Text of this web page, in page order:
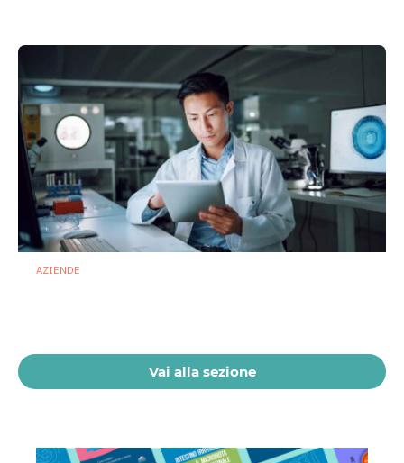
AZIENDE
Vai alla sezione